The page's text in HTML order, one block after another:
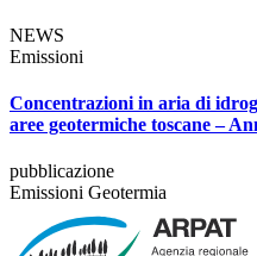
NEWS
Emissioni
Concentrazioni in aria di
aree geotermiche toscane –
pubblicazione
Emissioni Geotermia